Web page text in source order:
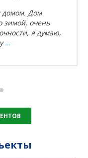
домом. Дом
зимой, очень
я думаю,
…